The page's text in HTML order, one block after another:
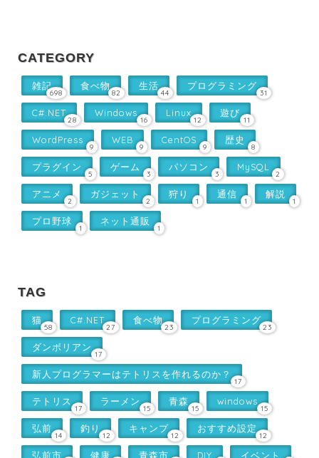
CATEGORY
雑記
698
食べ物
82
生活
44
プログラミング
31
C#.NET
28
Windows
16
Linux
12
遊び
11
WordPress
9
WEB
9
CentOS
9
歴史
8
プラグイン
5
ゲーム
3
パソコン
3
MySQL
2
アニメ
2
ガジェット
2
狩り
1
通信
1
解説
1
プロ野球
1
ネット通販
1
TAG
猫
58
C#.NET
27
食べ物
23
プログラミング
23
ダンボリアン
17
新人プログラマーはテトリスを作れるのか？
17
テトリス
17
ラーメン
15
青森
15
windows
15
弘前
14
釣り
12
キャンプ
12
おすすめ設定
12
弘前市 健康 青森市 DIY イベント